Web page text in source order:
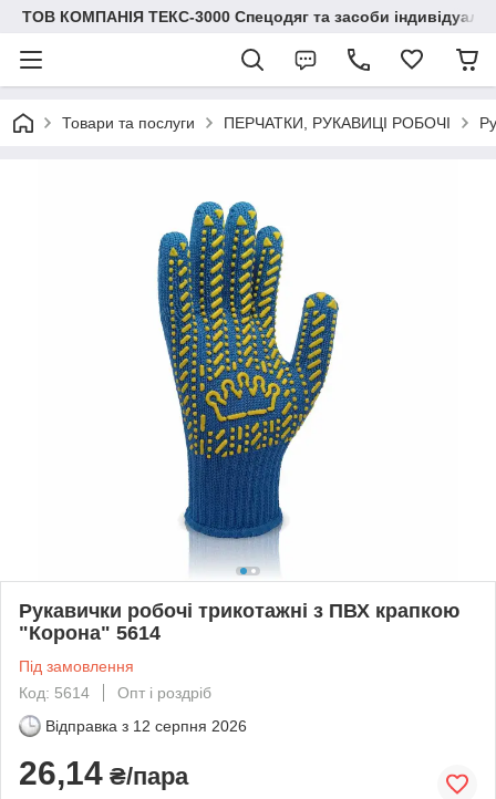
ТОВ КОМПАНІЯ ТЕКС-3000 Спецодяг та засоби
Товари та послуги ПЕРЧАТКИ, РУКАВИЦІ РОБОЧІ
Рукавички робочі трикотажні з ПВХ крапкою
"Корона" 5614
Під замовлення
Код: 5614
Опт і роздріб
Відправка з 12 серпня 2026
26,14 ₴/пара